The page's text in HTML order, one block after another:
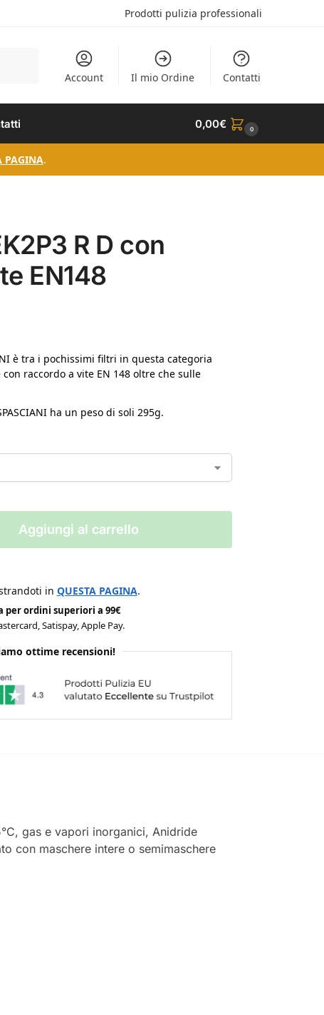
Prodotti pulizia professionali
Account Il mio Ordine Contatti
0,00€ 0
PAGINA.
R D con
EN148
è tra i pochissimi filtri in questa categoria
raccordo a vite EN 148 oltre che sulle
ha un peso di soli 295g.
Aggiungi al carrello
in QUESTA PAGINA.
ordini superiori a 99€
Satispay, Apple Pay.
ottime recensioni!
gas e vapori inorganici, Anidride
con maschere intere o semimaschere